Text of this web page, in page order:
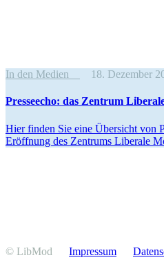
In den Medien 18. Dezember
Presseecho: das Zentrum
Hier finden Sie eine Übersicht von
Eröffnung des Zentrums Liberale
© LibMod Impressum